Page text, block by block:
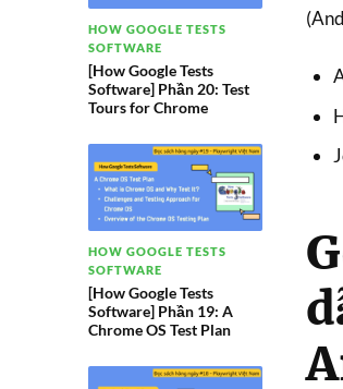
HOW GOOGLE TESTS
SOFTWARE
[How Google Tests
Software] Phần 20: Test
Tours for Chrome
HOW GOOGLE TESTS
SOFTWARE
[How Google Tests
Software] Phần 19: A
Chrome OS Test Plan